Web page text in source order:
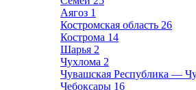
Аягоз 1
Костромская область 26
Кострома 14
Шарья 2
Чухлома 2
Чувашская Республика —
Чебоксары 16